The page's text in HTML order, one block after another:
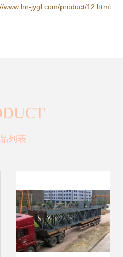
www.hn-jygl.com/product/12.html
列表